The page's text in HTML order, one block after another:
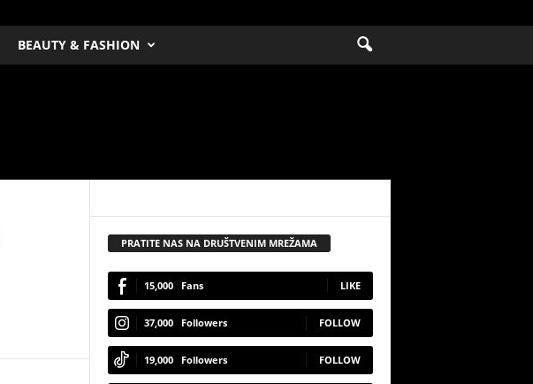
BEAUTY & FASHION
PRATITE NAS NA DRUŠTVENIM MREŽAMA
15,000 Fans LIKE
37,000 Followers FOLLOW
19,000 Followers FOLLOW